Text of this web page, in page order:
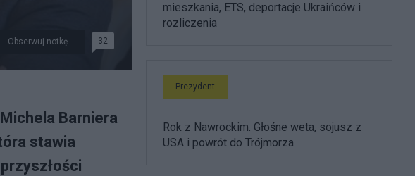
Obserwuj notkę 32
Barniera
stawia
mieszkania, ETS, deportacje Ukraińców i
rozliczenia
Prezydent
Rok z Nawrockim. Głośne weta, sojusz z
USA i powrót do Trójmorza